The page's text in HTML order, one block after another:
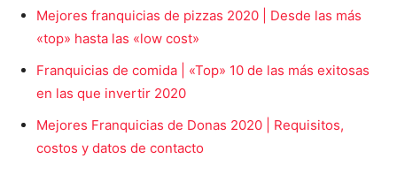
Mejores franquicias de pizzas 2020 | Desde las más
«top» hasta las «low cost»
Franquicias de comida | «Top» 10 de las más exitosas
en las que invertir 2020
Mejores Franquicias de Donas 2020 | Requisitos,
costos y datos de contacto